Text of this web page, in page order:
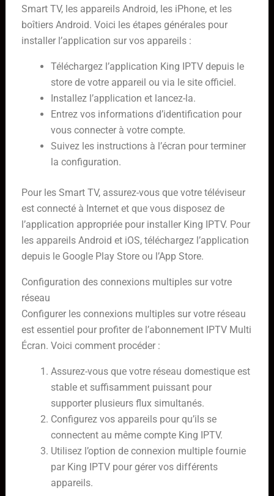
Smart TV, les appareils Android, les iPhone, et les
boîtiers Android. Voici les étapes générales pour
installer l’application sur vos appareils :
Téléchargez l’application King IPTV depuis le
store de votre appareil ou via le site officiel.
Installez l’application et lancez-la.
Entrez vos informations d’identification pour
vous connecter à votre compte.
Suivez les instructions à l’écran pour terminer
la configuration.
Pour les Smart TV, assurez-vous que votre téléviseur
est connecté à Internet et que vous disposez de
l’application appropriée pour installer King IPTV. Pour
les appareils Android et iOS, téléchargez l’application
depuis le Google Play Store ou l’App Store.
Configuration des connexions multiples sur votre
réseau
Configurer les connexions multiples sur votre réseau
est essentiel pour profiter de l’abonnement IPTV Multi
Écran. Voici comment procéder :
Assurez-vous que votre réseau domestique est
stable et suffisamment puissant pour
supporter plusieurs flux simultanés.
Configurez vos appareils pour qu’ils se
connectent au même compte King IPTV.
Utilisez l’option de connexion multiple fournie
par King IPTV pour gérer vos différents
appareils.